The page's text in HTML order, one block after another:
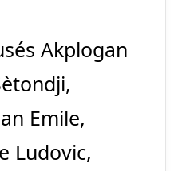
Akplogan
Emile,
Ludovic,